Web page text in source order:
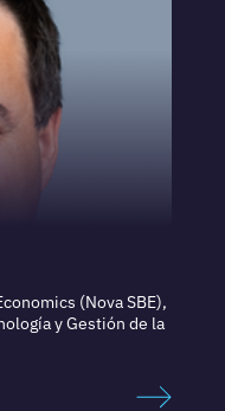
(Nova SBE),
y Gestión de la